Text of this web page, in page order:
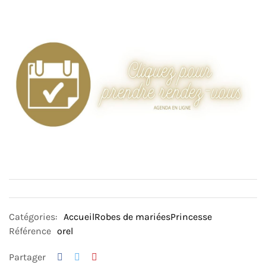
Catégories: AccueilRobes de mariéesPrincesse
Référence orel
Partager